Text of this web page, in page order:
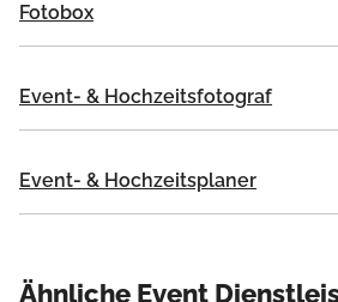
Fotobox
Event- & Hochzeitsfotograf
Event- & Hochzeitsplaner
Ähnliche Event